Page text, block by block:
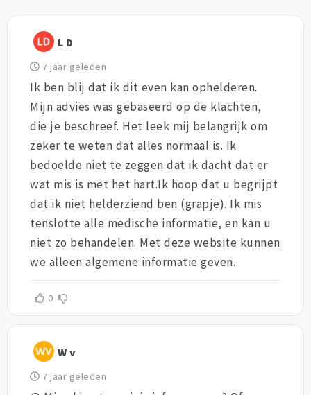
L D
7 jaar geleden
Ik ben blij dat ik dit even kan ophelderen.
Mijn advies was gebaseerd op de klachten,
die je beschreef. Het leek mij belangrijk om
zeker te weten dat alles normaal is. Ik
bedoelde niet te zeggen dat ik dacht dat er
wat mis is met het hart.Ik hoop dat u begrijpt
dat ik niet helderziend ben (grapje). Ik mis
tenslotte alle medische informatie, en kan u
niet zo behandelen. Met deze website kunnen
we alleen algemene informatie geven.
0
W v
7 jaar geleden